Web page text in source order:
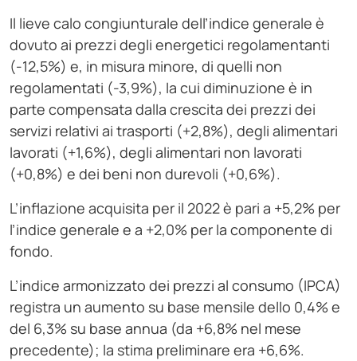
Il lieve calo congiunturale dell’indice generale è
dovuto ai prezzi degli energetici regolamentanti
(-12,5%) e, in misura minore, di quelli non
regolamentati (-3,9%), la cui diminuzione è in
parte compensata dalla crescita dei prezzi dei
servizi relativi ai trasporti (+2,8%), degli alimentari
lavorati (+1,6%), degli alimentari non lavorati
(+0,8%) e dei beni non durevoli (+0,6%).
L’inflazione acquisita per il 2022 è pari a +5,2% per
l’indice generale e a +2,0% per la componente di
fondo.
L’indice armonizzato dei prezzi al consumo (IPCA)
registra un aumento su base mensile dello 0,4% e
del 6,3% su base annua (da +6,8% nel mese
precedente); la stima preliminare era +6,6%.